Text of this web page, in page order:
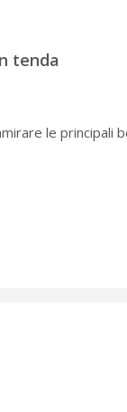
tenda
le principali